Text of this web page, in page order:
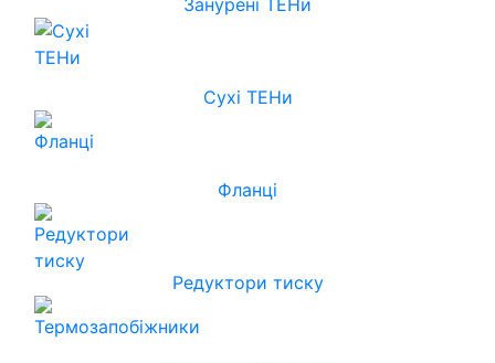
Занурені ТЕНи
Сухі ТЕНи
Фланці
Редуктори тиску